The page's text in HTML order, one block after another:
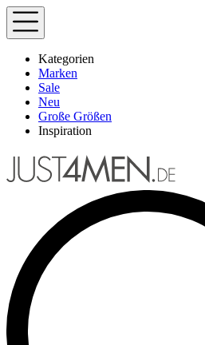
Kategorien
Marken
Sale
Neu
Große Größen
Inspiration